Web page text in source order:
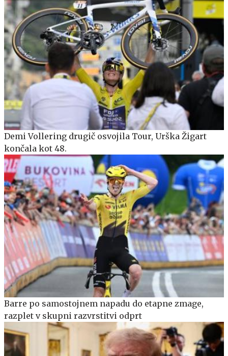
Demi Vollering drugič osvojila Tour, Urška Žigart
končala kot 48.
Barre po samostojnem napadu do etapne zmage,
razplet v skupni razvrstitvi odprt